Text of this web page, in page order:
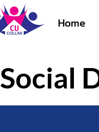
Home
Social